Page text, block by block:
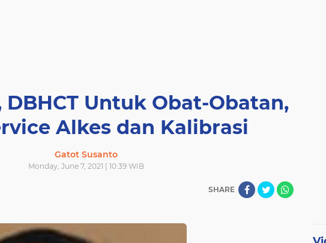
DBHCT Untuk Obat-Obatan,
Alkes dan Kalibrasi
Gatot Susanto
Monday, June 7, 2021 | 10:39 WIB
SHARE